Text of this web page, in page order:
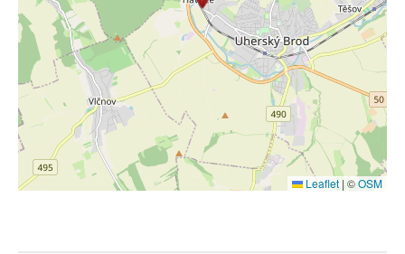
Leaflet | ©OSM